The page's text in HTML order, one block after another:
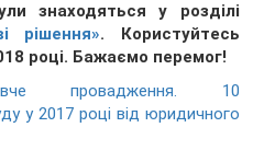
знаходяться у розділі
рішення». Користуйтесь
році. Бажаємо перемог!
провадження. 10
у 2017 році від юридичного